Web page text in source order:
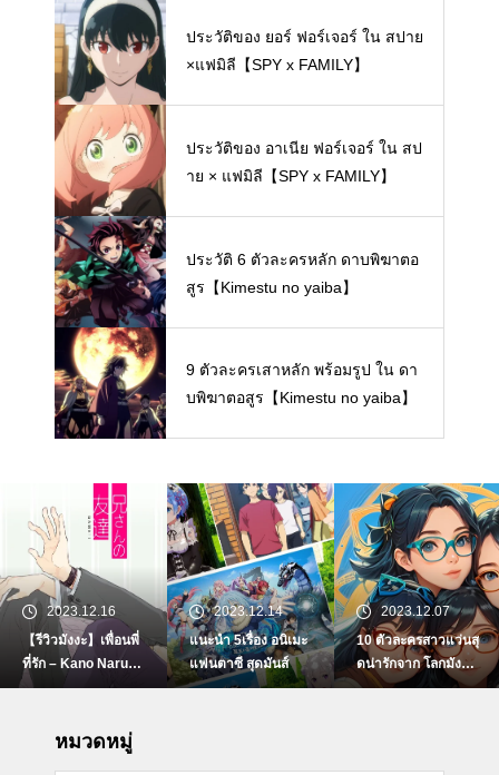
ประวัติของ ยอร์ ฟอร์เจอร์ ใน สปาย
×แฟมิลี【SPY x FAMILY】
ประวัติของ อาเนีย ฟอร์เจอร์ ใน สป
าย × แฟมิลี【SPY x FAMILY】
ประวัติ 6 ตัวละครหลัก ดาบพิฆาตอ
สูร【Kimestu no yaiba】
9 ตัวละครเสาหลัก พร้อมรูป ใน ดา
บพิฆาตอสูร【Kimestu no yaiba】
2023.12.16
【รีวิวมังงะ】เพื่อนพี่
ที่รัก – Kano Naruse
–
2023.12.14
แนะนำ 5เรื่อง อนิเมะ
แฟนตาซี สุดมันส์
2023.12.07
10 ตัวละครสาวแว่นสุ
ดน่ารักจาก โลกมังงะ/
อนิเมะ【BY i-baa-m
หมวดหมู่